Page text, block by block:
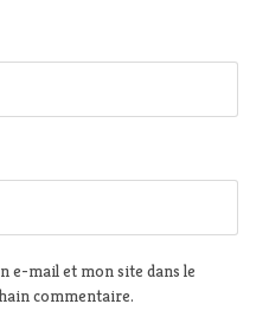
e-mail et mon site dans le
commentaire.